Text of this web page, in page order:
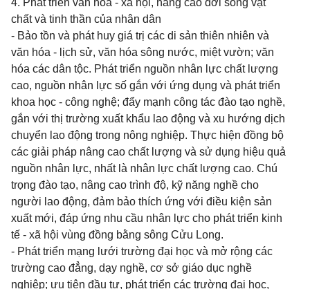
4. Phát triển văn hóa - xã hội, nâng cao đời sống vật
chất và tinh thần của nhân dân
- Bảo tồn và phát huy giá trị các di sản thiên nhiên và
văn hóa - lịch sử, văn hóa sông nước, miệt vườn; văn
hóa các dân tộc. Phát triển nguồn nhân lực chất lượng
cao, nguồn nhân lực số gắn với ứng dụng và phát triển
khoa học - công nghệ; đẩy mạnh công tác đào tạo nghề,
gắn với thị trường xuất khẩu lao động và xu hướng dịch
chuyển lao động trong nông nghiệp. Thực hiện đồng bộ
các giải pháp nâng cao chất lượng và sử dụng hiệu quả
nguồn nhân lực, nhất là nhân lực chất lượng cao. Chú
trọng đào tạo, nâng cao trình độ, kỹ năng nghề cho
người lao động, đảm bảo thích ứng với điều kiện sản
xuất mới, đáp ứng nhu cầu nhân lực cho phát triển kinh
tế - xã hội vùng đồng bằng sông Cửu Long.
- Phát triển mạng lưới trường đại học và mở rộng các
trường cao đẳng, dạy nghề, cơ sở giáo dục nghề
nghiệp; ưu tiên đầu tư, phát triển các trường đại học,